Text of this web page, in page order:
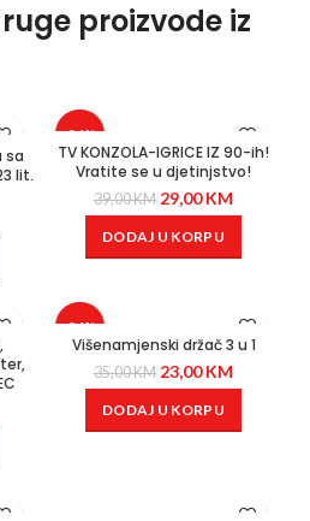
proizvode iz
sa
lit.
-26%
TV KONZOLA-IGRICE IZ 90-ih!
Vratite se u djetinjstvo!
39,00KM 29,00KM
DODAJ U KORPU
-34%
Višenamjenski držač 3 u 1
35,00KM 23,00KM
DODAJ U KORPU